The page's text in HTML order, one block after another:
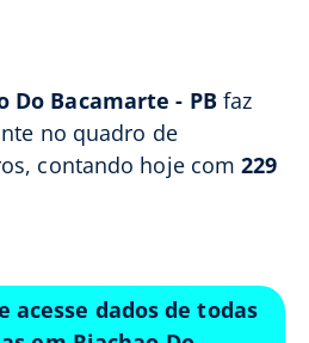
Do Bacamarte - PBfaz
no quadro de
contando hoje com229
acesse dados de todas